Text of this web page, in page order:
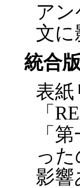
ア
文に
統合
表紙
「
「
っ
影響